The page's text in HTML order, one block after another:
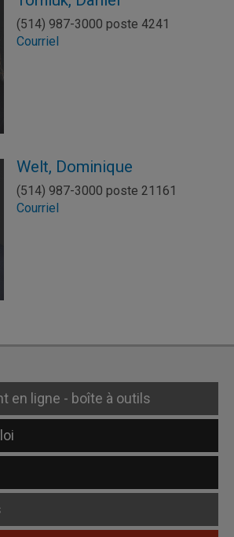
(514) 987-3000 poste 4241
Courriel
Welt, Dominique
(514) 987-3000 poste 21161
Courriel
en ligne - boîte à outils